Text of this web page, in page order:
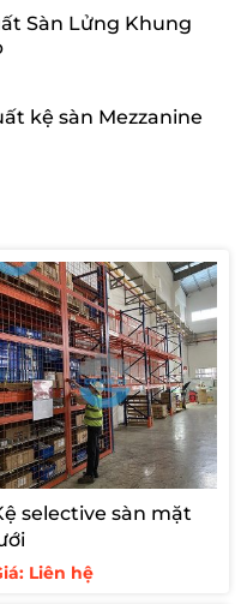
Sàn Lửng Khung
kệ sàn Mezzanine
selective sàn mặt
Liên hệ